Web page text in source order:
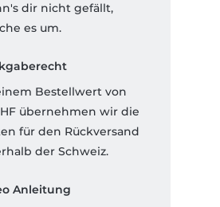
dir nicht gefällt,
es um.
Bestellwert von
übernehmen wir die
für den Rückversand
der Schweiz.
Anleitung